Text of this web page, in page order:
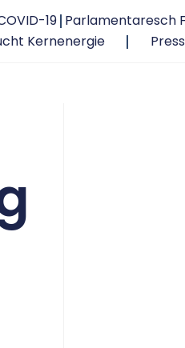
19 Parlamentaresch
Kernenergie